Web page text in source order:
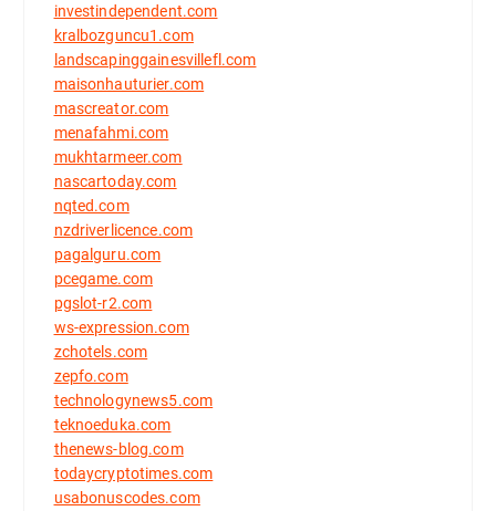
investindependent.com
kralbozguncu1.com
landscapinggainesvillefl.com
maisonhauturier.com
mascreator.com
menafahmi.com
mukhtarmeer.com
nascartoday.com
nqted.com
nzdriverlicence.com
pagalguru.com
pcegame.com
pgslot-r2.com
ws-expression.com
zchotels.com
zepfo.com
technologynews5.com
teknoeduka.com
thenews-blog.com
todaycryptotimes.com
usabonuscodes.com